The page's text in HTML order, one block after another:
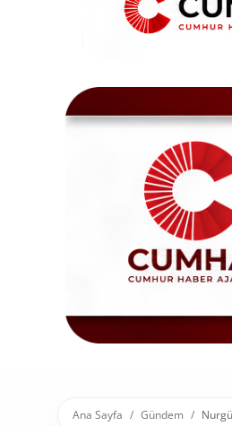
Yerel Yönetimler
Sivil Toplum Kuruluşları
Kamu Kurumları ve Üst Kurullar
Resmi Reklamlar
Ana Sayfa Gündem